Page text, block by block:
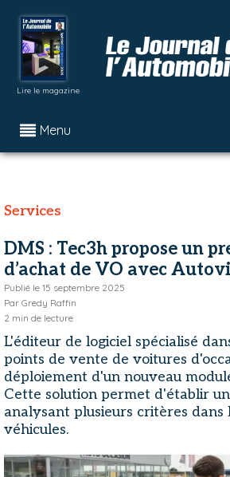
Lire le magazine
Menu
Services
DMS : Tec3h propose un
d’achat de VO avec
Publié le 15 septembre 2025
Par Gredy Raffin
2 min de lecture
L'éditeur de logiciel spécialisé
points de vente de voitures
déploiement d'un nouveau
Cette solution permet d'établir
analysant plusieurs critères dans
véhicules.